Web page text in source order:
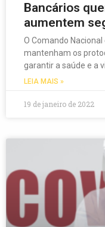
Bancários
aumentem
O Comando
mantenham os
garantir a saúde e a
LEIA MAIS »
19 de janeiro de 2022